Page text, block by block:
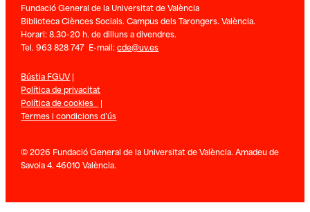
Fundació General de la Universitat de València
Biblioteca Ciènces Socials. Campus dels Tarongers. València.
Horari: 8.30-20 h. de dilluns a divendres.
Tel. 963 828 747 E-mail:cde@uv.es
Bústia FGUV|
Política de privacitat
Política de cookies |
Termes i condicions d’ús
© 2026 Fundació General de la Universitat de València. Amadeu de
Savoia 4. 46010 València.